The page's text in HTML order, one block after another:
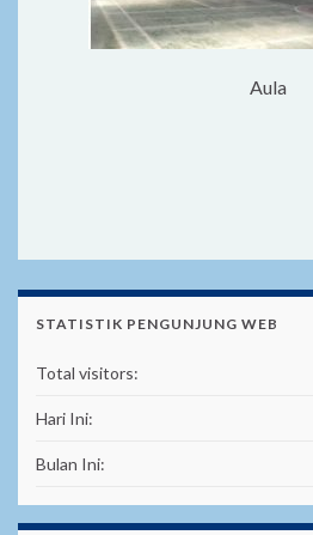
Aula
STATISTIK PENGUNJUNG WEB
Total visitors:
Hari Ini:
Bulan Ini: